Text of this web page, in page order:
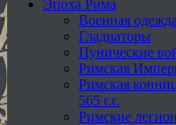
Эпоха Рима
Военная
Гладиаторы
Пунические
Римская
Римская
565 г.г.
Римские